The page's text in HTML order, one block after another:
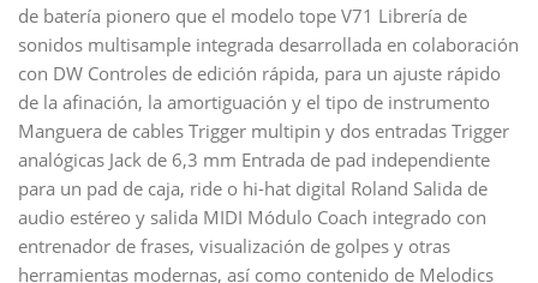
de batería pionero que el modelo tope V71 Librería de
sonidos multisample integrada desarrollada en colaboración
con DW Controles de edición rápida, para un ajuste rápido
de la afinación, la amortiguación y el tipo de instrumento
Manguera de cables Trigger multipin y dos entradas Trigger
analógicas Jack de 6,3 mm Entrada de pad independiente
para un pad de caja, ride o hi-hat digital Roland Salida de
audio estéreo y salida MIDI Módulo Coach integrado con
entrenador de frases, visualización de golpes y otras
herramientas modernas, así como contenido de Melodics